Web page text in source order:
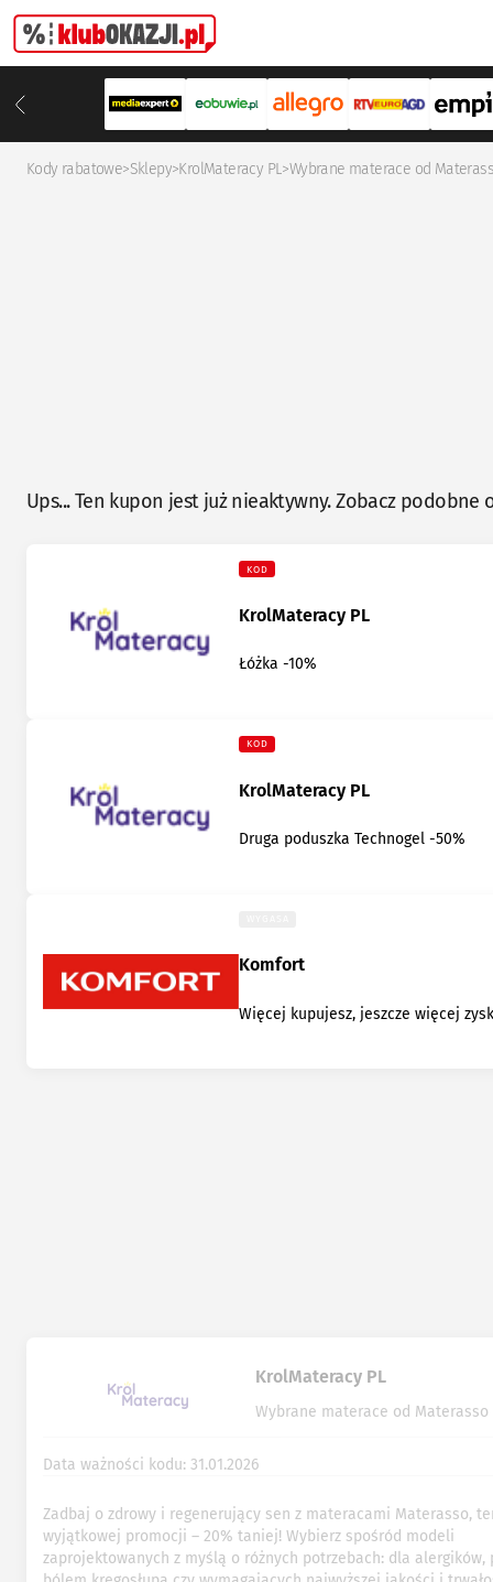
Kody rabatowe>Sklepy>KrolMateracy PL>Wybrane materace od
Ups... Ten kupon jest już nieaktywny. Zobacz podobne
KOD
KrolMateracy PL
Łóżka -10%
KOD
KrolMateracy PL
Druga poduszka Technogel -50%
Komfort
Więcej kupujesz, jeszcze więcej
KrolMateracy PL
Wybrane materace od
Data ważności kodu: 31.01.2026
Zadbaj o zdrowy i regenerujący sen z materacami Materasso,
wyjątkowej promocji – 20% taniej! Wybierz spośród modeli
zaprojektowanych z myślą o różnych potrzebach: dla alergików,